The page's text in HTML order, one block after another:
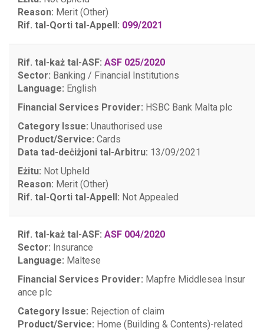
Reason: Merit (Other)
Rif. tal-Qorti tal-Appell: 099/2021
Rif. tal-każ tal-ASF: ASF 025/2020
Sector: Banking / Financial Institutions
Language: English
Financial Services Provider: HSBC Bank Malta plc
Category Issue: Unauthorised use
Product/Service: Cards
Data tad-deċiżjoni tal-Arbitru: 13/09/2021
Eżitu: Not Upheld
Reason: Merit (Other)
Rif. tal-Qorti tal-Appell: Not Appealed
Rif. tal-każ tal-ASF: ASF 004/2020
Sector: Insurance
Language: Maltese
Financial Services Provider: Mapfre Middlesea Insur
ance plc
Category Issue: Rejection of claim
Product/Service: Home (Building & Contents)-related